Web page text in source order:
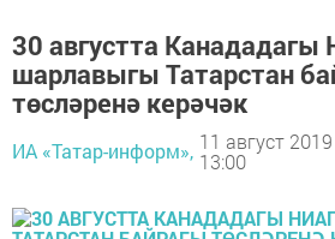
30 августта Канададагы
шарлавыгы Татарстан
төсләренә керәчәк
ИА «Татар-информ», 11 август
13:00